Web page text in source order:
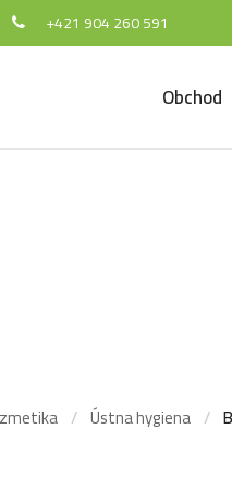
+421 904 260 591
Obchod
Ústna hygiena